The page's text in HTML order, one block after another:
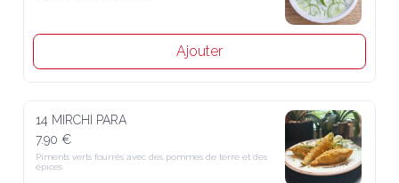
Ajouter
14 MIRCHI PARA
7.90 €
Piments verts fourrés avec des pommes de terre et des
épices